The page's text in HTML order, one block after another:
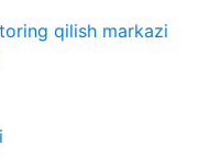
qilish markazi